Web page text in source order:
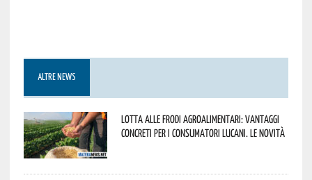
ALTRE NEWS
Lotta alle frodi agroalimentari: vantaggi
concreti per i consumatori lucani. Le novità